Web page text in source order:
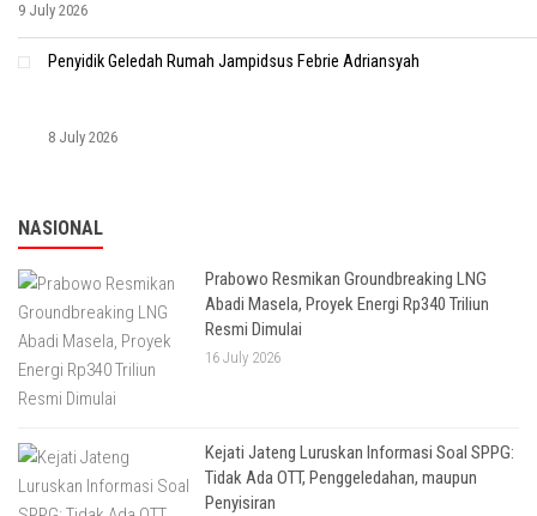
9 July 2026
Penyidik Geledah Rumah Jampidsus Febrie Adriansyah
8 July 2026
NASIONAL
Prabowo Resmikan Groundbreaking LNG
Abadi Masela, Proyek Energi Rp340 Triliun
Resmi Dimulai
16 July 2026
Kejati Jateng Luruskan Informasi Soal SPPG:
Tidak Ada OTT, Penggeledahan, maupun
Penyisiran